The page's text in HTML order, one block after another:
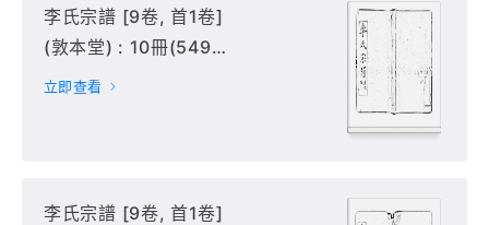
李氏宗譜 [9卷, 首1卷]
(敦本堂) : 10冊(549
頁) : 1-3冊,
立即查看
李氏宗譜 [9卷, 首1卷]